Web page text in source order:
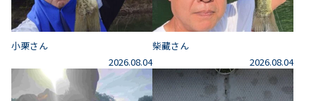
小栗さん
2026.08.04
柴藏さん
2026.08.04